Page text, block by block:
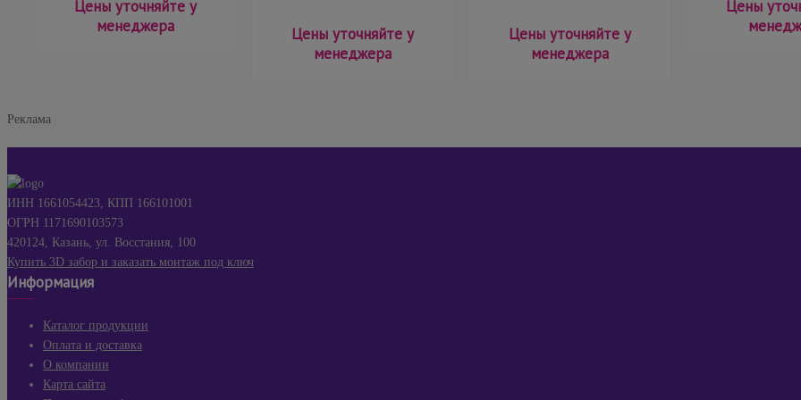
Цены уточняйте у
менеджера
Цены уточняйте у
менеджера
Цены уточняйте у
менеджера
Цены
Реклама
ИНН 1661054423, КПП 166101001
ОГРН 1171690103573
420124, Казань, ул. Восстания, 100
Купить 3D забор и заказать монтаж под ключ
Информация
Каталог продукции
Оплата и доставка
О компании
Карта сайта